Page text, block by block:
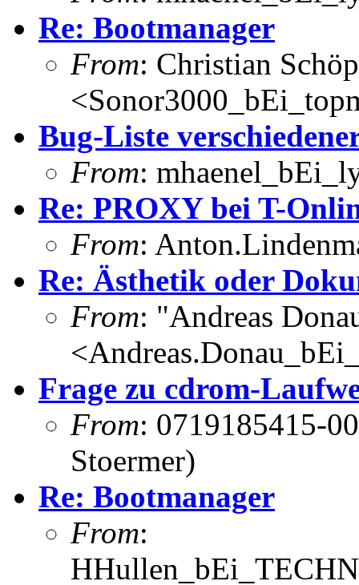
Re: Bootmanager
From: Christian
Bug-Liste
From:
Re: PROXY bei T-
From:
Re: Ästhetik oder
From: "Andreas
Frage zu cdrom-
From: 0719185415-
Stoermer)
Re: Bootmanager
From: